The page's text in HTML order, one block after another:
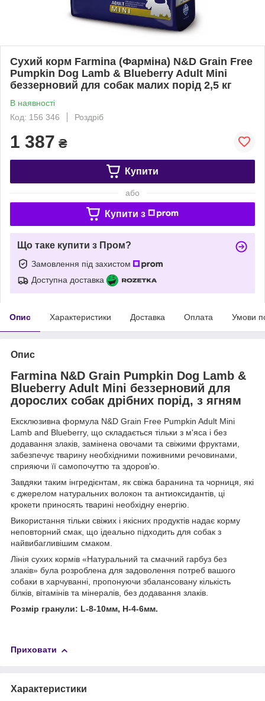
Сухий корм Farmina (Фарміна) N&D Grain Free
Pumpkin Dog Lamb & Blueberry Adult Mini
беззерновий для собак малих порід 2,5 кг
В наявності
Код: 156 346
Роздріб
1 387 ₴
Купити
або
Купити з
Що таке купити з Пром?
Замовлення під захистом
Доступна доставка
Опис Характеристики Доставка Оплата Умови
Опис
Farmina N&D Grain Pumpkin Dog Lamb &
Blueberry Adult Mini беззерновий для
дорослих собак дрібних порід, з ягням
Ексклюзивна формула N&D Grain Free Pumpkin Adult Mini
Lamb and Blueberry, що складається тільки з м'яса і без
додавання злаків, замінена овочами та свіжими фруктами,
забезпечує тварину необхідними поживними речовинами,
сприяючи її самопочуттю та здоров'ю.
Завдяки таким інгредієнтам, як свіжа баранина та чорниця, які
є джерелом натуральних волокон та антиоксидантів, ці
крокети приносять тварині необхідну енергію.
Використання тільки свіжих і якісних продуктів надає корму
неповторний смак, що ідеально підходить для собак з
найвибагливішим смаком.
Лінія сухих кормів «Натуральний та смачний гарбуз без
злаків» була розроблена для задоволення потреб вашого
собаки в харчуванні, пропонуючи збалансовану кількість
білків, вітамінів та мінералів, без додавання злаків.
Розмір гранули: L-8-10мм, H-4-6мм.
Приховати
Характеристики